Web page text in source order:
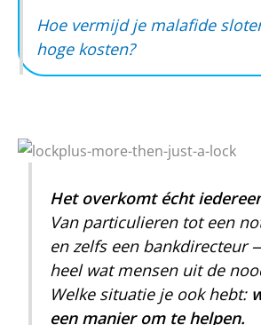
Hoe vermijd je malafide
hoge kosten?
Het overkomt écht
Van particulieren tot een
en zelfs een bankdirecteur
heel wat mensen uit de
Welke situatie je ook hebt:
een manier om te helpen.